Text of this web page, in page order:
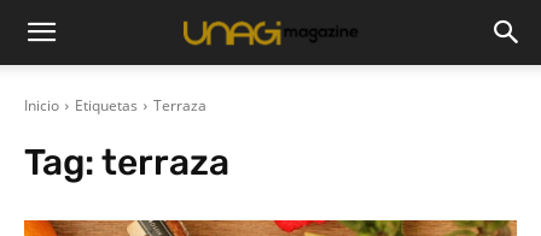
Inicio Etiquetas Terraza
Tag:terraza